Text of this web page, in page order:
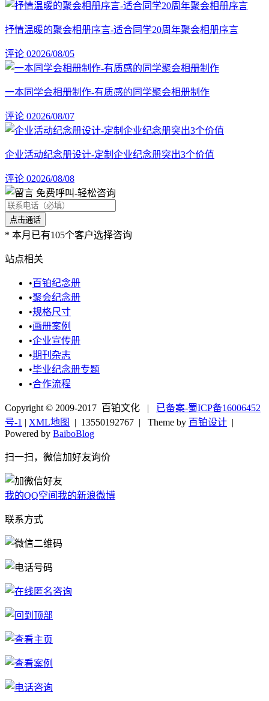
抒情温暖的聚会相册序言-适合同学20周年聚会相册序言
评论 02026/08/05
一本同学会相册制作-有质感的同学聚会相册制作
评论 02026/08/07
企业活动纪念册设计-定制企业纪念册突出3个价值
评论 02026/08/08
免费呼叫-轻松咨询
* 本月已有105个客户选择咨询
站点相关
•百铂纪念册
•聚会纪念册
•规格尺寸
•画册案例
•企业宣传册
•期刊杂志
•毕业纪念册专题
•合作流程
Copyright © 2009-2017 百铂文化 | 已备案-蜀ICP备16006452
号-1 | XML地图 | 13550192767 | Theme by 百铂设计 |
Powered by BaiboBlog
扫一扫，微信加好友询价
我的QQ空间我的新浪微博
联系方式